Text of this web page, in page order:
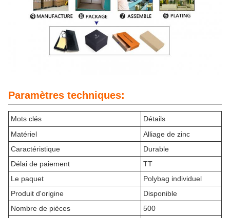
Paramètres techniques:
Mots clés
Détails
Matériel
Alliage de zinc
Caractéristique
Durable
Délai de paiement
TT
Le paquet
Polybag individuel
Produit d'origine
Disponible
Nombre de pièces
500